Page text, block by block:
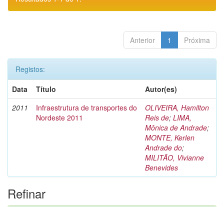
Anterior 1 Próxima
Registos:
Data
Título
Autor(es)
2011
Infraestrutura de transportes do
Nordeste 2011
OLIVEIRA, Hamilton
Reis de; LIMA,
Mônica de Andrade;
MONTE, Kerlen
Andrade do;
MILITÃO, Vivianne
Benevides
Refinar